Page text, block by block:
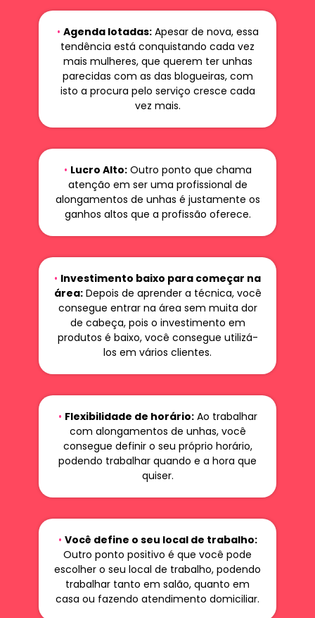
• Agenda lotadas:Apesar de nova, essa
tendência está conquistando cada vez
mais mulheres, que querem ter unhas
parecidas com as das blogueiras, com
isto a procura pelo serviço cresce cada
vez mais.
• Lucro Alto:Outro ponto que chama
atenção em ser uma profissional de
alongamentos de unhas é justamente os
ganhos altos que a profissão oferece.
• Investimento baixo para começar na
área:Depois de aprender a técnica, você
consegue entrar na área sem muita dor
de cabeça, pois o investimento em
produtos é baixo, você consegue utilizá-
los em vários clientes.
• Flexibilidade de horário:Ao trabalhar
com alongamentos de unhas, você
consegue definir o seu próprio horário,
podendo trabalhar quando e a hora que
quiser.
• Você define o seu local de trabalho:
Outro ponto positivo é que você pode
escolher o seu local de trabalho, podendo
trabalhar tanto em salão, quanto em
casa ou fazendo atendimento domiciliar.